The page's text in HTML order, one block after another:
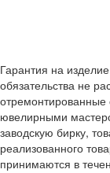
Гарантия на
обязательства не
ювелирными
заводскую бирку,
реализованного
принимаются в